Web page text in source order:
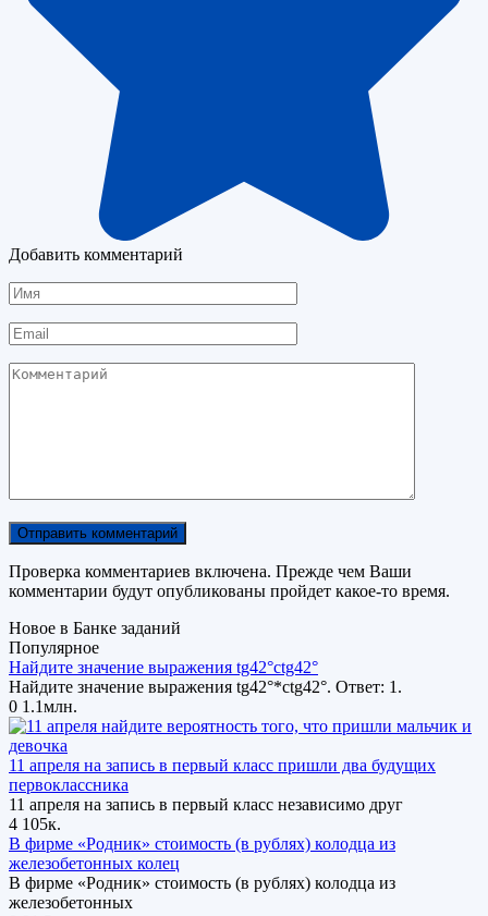
Добавить комментарий
Имя
Email
Комментарий
Проверка комментариев включена. Прежде чем Ваши
комментарии будут опубликованы пройдет какое-то время.
Новое в Банке заданий
Популярное
Найдите значение выражения tg42°ctg42°
Найдите значение выражения tg42°*ctg42°. Ответ: 1.
0 1.1млн.
11 апреля на запись в первый класс пришли два будущих
первоклассника
11 апреля на запись в первый класс независимо друг
4 105к.
В фирме «Родник» стоимость (в рублях) колодца из
железобетонных колец
В фирме «Родник» стоимость (в рублях) колодца из
железобетонных